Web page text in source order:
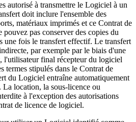
à transmettre le Logiciel à un
doit inclure l'ensemble des
matériaux imprimés et ce Contrat de
pas conserver des copies du
une fois le transfert effectif. Le transfert
par exemple par le biais d'une
l'utilisateur final récepteur du logiciel
termes stipulés dans le Contrat de
du Logiciel entraîne automatiquement
location, la sous-licence ou
à l'exception des autorisations
de licence de logiciel.